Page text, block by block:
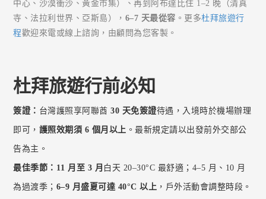
中心、沙漠衝沙、黃金市集）、再到阿布達比住 1–2 晚（清真
寺、法拉利世界、亞斯島）， 6–7 天最從容 。更多杜拜旅遊行
程歡迎來電或線上諮詢，由顧問為您客製。
杜拜旅遊行前必知
簽證： 台灣護照享阿聯酋30 天免簽證待遇，入境時於機場辦理
即可， 護照效期須 6 個月以上 。最新規定請以出發前外交部公
告為主。
最佳季節： 11 月至 3 月 白天 20–30°C 最舒適；4–5 月、10 月
為過渡季； 6–9 月盛夏可達 40°C 以上 ，戶外活動會調整時段。